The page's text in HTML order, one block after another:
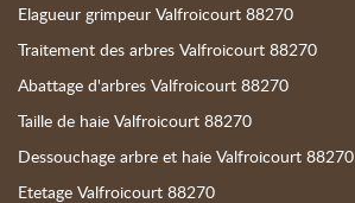
Elagueur grimpeur Valfroicourt 88270
Traitement des arbres Valfroicourt 88270
Abattage d'arbres Valfroicourt 88270
Taille de haie Valfroicourt 88270
Dessouchage arbre et haie Valfroicourt 88270
Etetage Valfroicourt 88270